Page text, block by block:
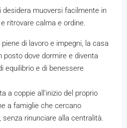
desidera muoversi facilmente in
ritrovare calma e ordine.
di lavoro e impegni, la casa
dove dormire e diventa
equilibrio e di benessere
a coppie all’inizio del proprio
a famiglie che cercano
rinunciare alla centralità.